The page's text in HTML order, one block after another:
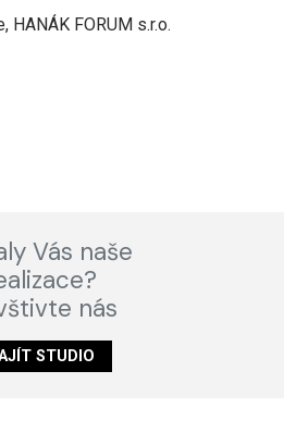
HANÁK FORUM s.r.o.
Vás naše
nás
STUDIO